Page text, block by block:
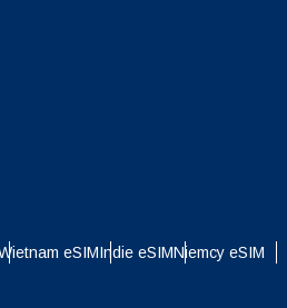
eSIMIndie eSIMNiemcy eSIM